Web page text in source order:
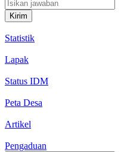
Kirim
Statistik
Lapak
Status IDM
Peta Desa
Artikel
Pengaduan